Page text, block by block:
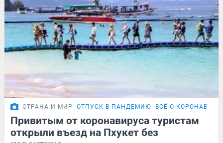
СТРАНА И МИР ОТПУСК В ПАНДЕМИЮ ВСЁ О
Привитым от коронавируса туристам
открыли въезд на Пхукет без